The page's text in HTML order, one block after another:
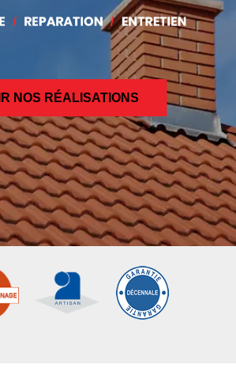
NOS RÉALISATIONS